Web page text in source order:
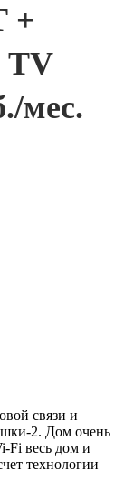
+
мес.
связи и
2. Дом очень
Fi весь дом и
технологии